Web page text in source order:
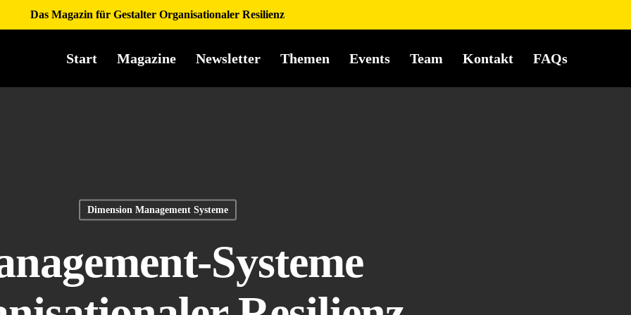
Das Magazin für Gestalter Organisationaler Resilienz
Start Magazine Newsletter Themen Events Team Kontakt FAQs
Dimension Management Systeme
Systeme